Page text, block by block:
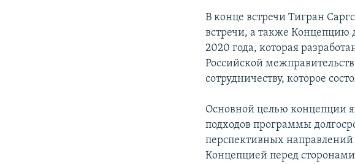
В конце встречи Тигран
встречи, а также Концепцию
2020 года, которая
Российской
сотрудничеству, которое
Основной целью концепции
подходов программы
перспективных
Концепцией перед